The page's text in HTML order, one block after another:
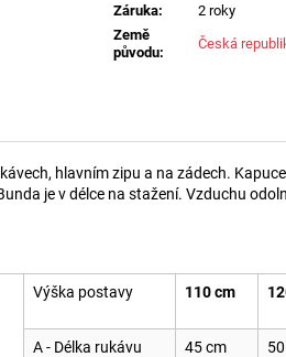
Záruka:
2 roky
Země
původu:
Česká
hlavním zipu a na zádech.
je v délce na stažení. Vzduchu
Výška postavy 110 cm
A - Délka rukávu 45 cm